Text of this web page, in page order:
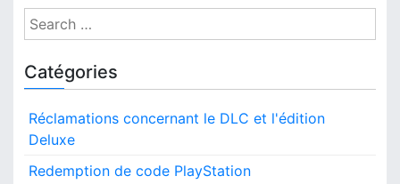
S
e
a
r
h
o
Catégories
Réclamations concernant le DLC et l'édition
Deluxe
Redemption de code PlayStation